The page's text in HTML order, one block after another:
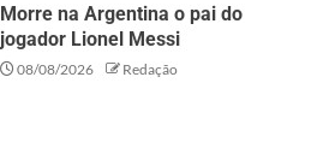
Morre na Argentina o pai do
jogador Lionel Messi
08/08/2026 Redação